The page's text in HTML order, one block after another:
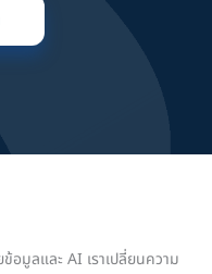
มูลและ AI เราเปลี่ยนความ